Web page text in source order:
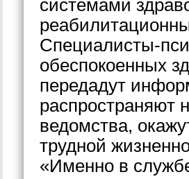
системами
Специалисты-
обеспокоенных
передадут
распространяют
ведомства,
трудной
«Именно в